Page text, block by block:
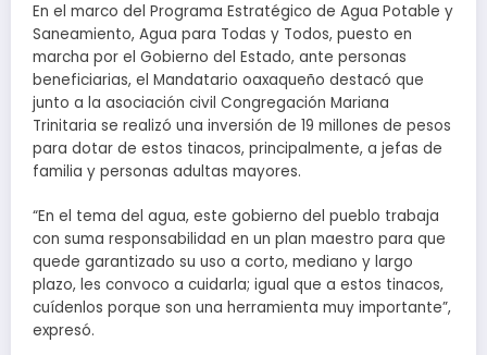
En el marco del Programa Estratégico de Agua Potable y
Saneamiento, Agua para Todas y Todos, puesto en
marcha por el Gobierno del Estado, ante personas
beneficiarias, el Mandatario oaxaqueño destacó que
junto a la asociación civil Congregación Mariana
Trinitaria se realizó una inversión de 19 millones de pesos
para dotar de estos tinacos, principalmente, a jefas de
familia y personas adultas mayores.
“En el tema del agua, este gobierno del pueblo trabaja
con suma responsabilidad en un plan maestro para que
quede garantizado su uso a corto, mediano y largo
plazo, les convoco a cuidarla; igual que a estos tinacos,
cuídenlos porque son una herramienta muy importante”,
expresó.